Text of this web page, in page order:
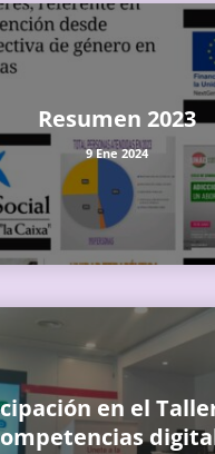
Resumen 2023
9 Ene 2024
en el